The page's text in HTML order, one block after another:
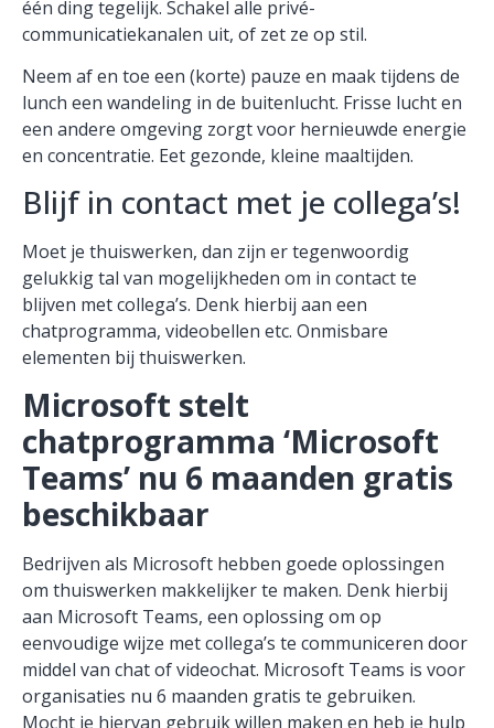
één ding tegelijk. Schakel alle privé-
communicatiekanalen uit, of zet ze op stil.
Neem af en toe een (korte) pauze en maak tijdens de
lunch een wandeling in de buitenlucht. Frisse lucht en
een andere omgeving zorgt voor hernieuwde energie
en concentratie. Eet gezonde, kleine maaltijden.
Blijf in contact met je collega’s!
Moet je thuiswerken, dan zijn er tegenwoordig
gelukkig tal van mogelijkheden om in contact te
blijven met collega’s. Denk hierbij aan een
chatprogramma, videobellen etc. Onmisbare
elementen bij thuiswerken.
Microsoft stelt
chatprogramma ‘Microsoft
Teams’ nu 6 maanden gratis
beschikbaar
Bedrijven als Microsoft hebben goede oplossingen
om thuiswerken makkelijker te maken. Denk hierbij
aan Microsoft Teams, een oplossing om op
eenvoudige wijze met collega’s te communiceren door
middel van chat of videochat. Microsoft Teams is voor
organisaties nu 6 maanden gratis te gebruiken.
Mocht je hiervan gebruik willen maken en heb je hulp